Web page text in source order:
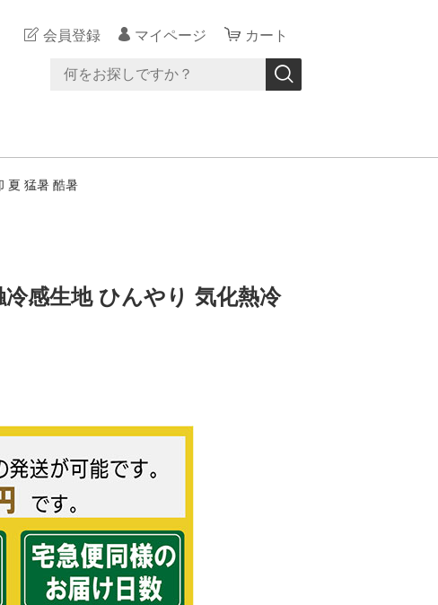
会員登録 マイページ カート
夏 猛暑 酷暑
感生地 ひんやり 気化熱冷